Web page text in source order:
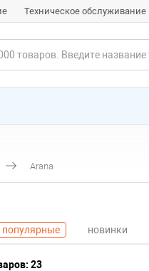
Техническое обслуживание
Arana
популярные новинки
23